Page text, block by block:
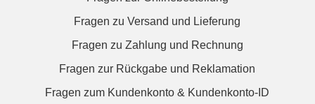
Fragen zu Versand und Lieferung
Fragen zu Zahlung und Rechnung
Fragen zur Rückgabe und Reklamation
Fragen zum Kundenkonto & Kundenkonto-ID